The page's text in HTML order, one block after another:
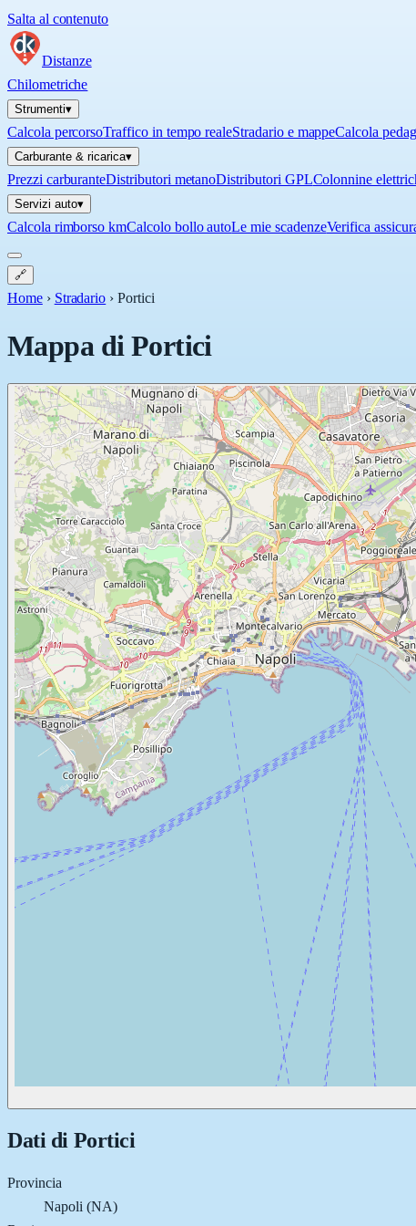
Salta al contenuto
Distanze
Chilometriche
Strumenti▾
Calcola percorsoTraffico in tempo realeStradario e mappeCalcola
Carburante & ricarica▾
Prezzi carburanteDistributori metanoDistributori GPLColonnine
Servizi auto▾
Calcola rimborso kmCalcolo bollo autoLe mie scadenzeVerifica
🔗
Home › Stradario ›Portici
Mappa diPortici
Dati di Portici
Provincia
Napoli (NA)